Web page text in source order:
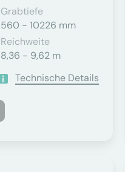
Grabtiefe
560 - 10226 mm
Reichweite
8,36 - 9,62 m
Technische Details